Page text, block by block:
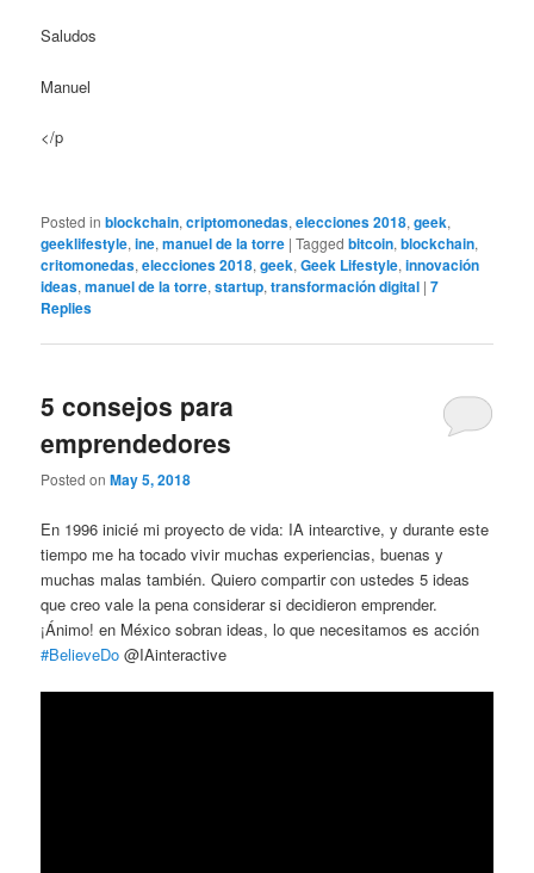
Saludos
Manuel
</p
Posted in blockchain,criptomonedas,elecciones 2018,geek,
geeklifestyle,ine,manuel de la torre |Tagged bitcoin,blockchain,
critomonedas,elecciones 2018,geek,Geek Lifestyle,innovación
ideas,manuel de la torre,startup,transformación digital |7
Replies
5 consejos para
emprendedores
Posted onMay 5, 2018
En 1996 inicié mi proyecto de vida: IA intearctive, y durante este
tiempo me ha tocado vivir muchas experiencias, buenas y
muchas malas también. Quiero compartir con ustedes 5 ideas
que creo vale la pena considerar si decidieron emprender.
¡Ánimo! en México sobran ideas, lo que necesitamos es acción
#BelieveDo @IAinteractive